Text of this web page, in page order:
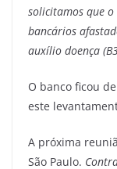
solicitamos que
bancários
auxílio doença
O banco ficou
este
A próxima
São Paulo.